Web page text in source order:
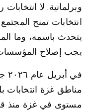
وبرلمانية. لا
انتخابات تمنح
يتحدث باسمه، وما
يجب إصلاح
مناطق غزة انتخابات
مستوى في غزة منذ